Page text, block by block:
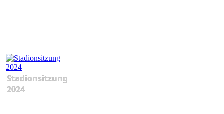
Stadionsitzung
2024